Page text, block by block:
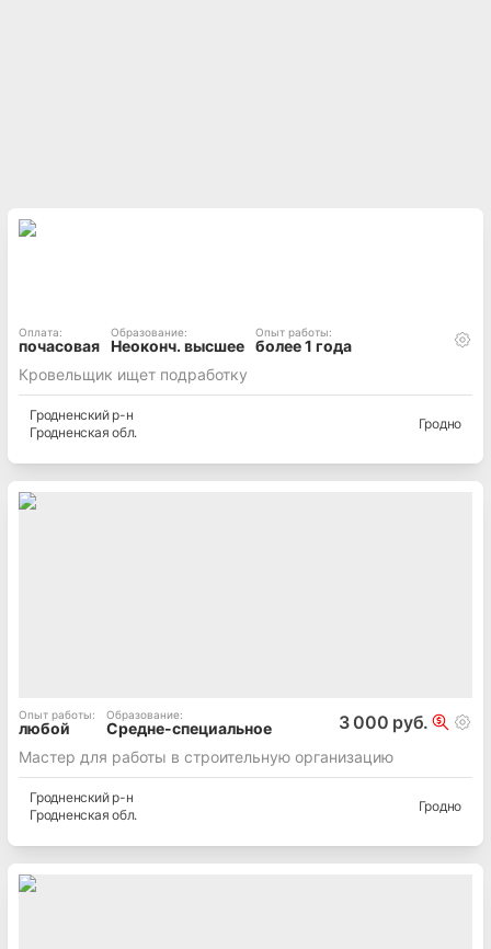
Оплата:
почасовая
Образование:
Неоконч. высшее
Опыт работы:
более 1 года
Кровельщик ищет подработку
Гродненскийр-н
Гродненская обл.
Гродно
Опыт работы:
любой
Образование:
Средне-специальное 3 000 руб.
Мастер для работы в строительную организацию
Гродненскийр-н
Гродненская обл.
Гродно